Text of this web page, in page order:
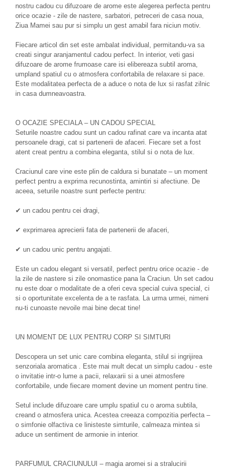
nostru cadou cu difuzoare de arome este alegerea perfecta pentru
orice ocazie - zile de nastere, sarbatori, petreceri de casa noua,
Ziua Mamei sau pur si simplu un gest amabil fara niciun motiv.
Fiecare articol din set este ambalat individual, permitandu-va sa
creati singur aranjamentul cadou perfect. In interior, veti gasi
difuzoare de arome frumoase care isi elibereaza subtil aroma,
umpland spatiul cu o atmosfera confortabila de relaxare si pace.
Este modalitatea perfecta de a aduce o nota de lux si rasfat zilnic
in casa dumneavoastra.
O OCAZIE SPECIALA – UN CADOU SPECIAL
Seturile noastre cadou sunt un cadou rafinat care va incanta atat
persoanele dragi, cat si partenerii de afaceri. Fiecare set a fost
atent creat pentru a combina eleganta, stilul si o nota de lux.
Craciunul care vine este plin de caldura si bunatate – un moment
perfect pentru a exprima recunostinta, amintiri si afectiune. De
aceea, seturile noastre sunt perfecte pentru:
✔ un cadou pentru cei dragi,
✔ exprimarea aprecierii fata de partenerii de afaceri,
✔ un cadou unic pentru angajati.
Este un cadou elegant si versatil, perfect pentru orice ocazie - de
la zile de nastere si zile onomastice pana la Craciun. Un set cadou
nu este doar o modalitate de a oferi ceva special cuiva special, ci
si o oportunitate excelenta de a te rasfata. La urma urmei, nimeni
nu-ti cunoaste nevoile mai bine decat tine!
UN MOMENT DE LUX PENTRU CORP SI SIMTURI
Descopera un set unic care combina eleganta, stilul si ingrijirea
senzoriala aromatica . Este mai mult decat un simplu cadou - este
o invitatie intr-o lume a pacii, relaxarii si a unei atmosfere
confortabile, unde fiecare moment devine un moment pentru tine.
Setul include difuzoare care umplu spatiul cu o aroma subtila,
creand o atmosfera unica. Acestea creeaza compozitia perfecta –
o simfonie olfactiva ce linisteste simturile, calmeaza mintea si
aduce un sentiment de armonie in interior.
PARFUMUL CRACIUNULUI – magia aromei si a stralucirii